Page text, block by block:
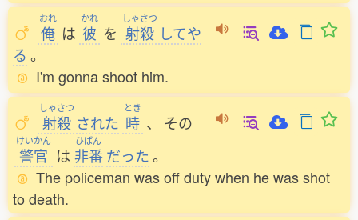
おれ
俺 は
かれ
彼 を
しゃさつ
射殺 してや
る 。
I'm gonna shoot him.
しゃさつ
射殺 された
とき
時 、 その
けいかん
警官 は
ひばん
非番 だった 。
The policeman was off duty when he was shot
to death.